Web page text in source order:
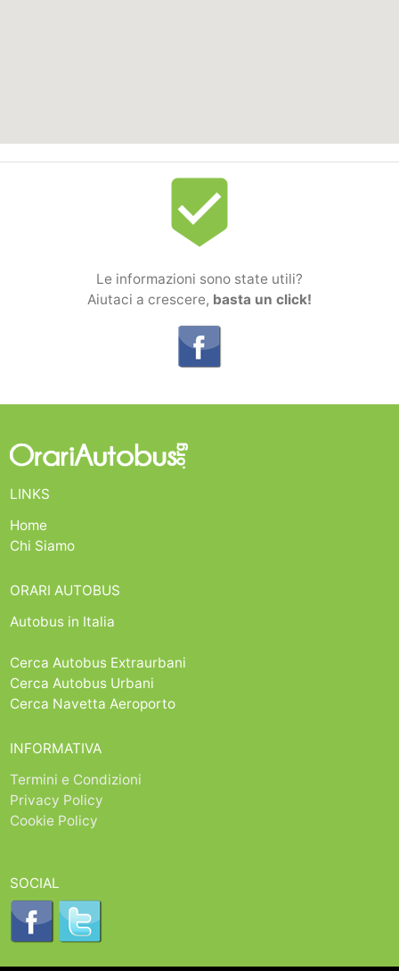
beenhere
Le informazioni sono state utili?
Aiutaci a crescere, basta un click!
LINKS
Home
Chi Siamo
ORARI AUTOBUS
Autobus in Italia
Cerca Autobus Extraurbani
Cerca Autobus Urbani
Cerca Navetta Aeroporto
INFORMATIVA
Termini e Condizioni
Privacy Policy
Cookie Policy
SOCIAL